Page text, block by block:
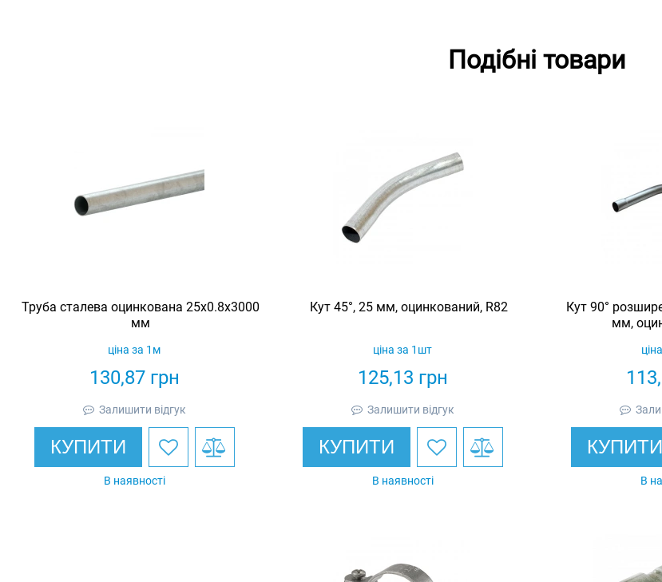
Подібні товари
Труба сталева оцинкована 25x0.8x3000
мм
130,87грн
ціна за 1м
Залишити відгук
КУПИТИ
В наявності
Кут 45°, 25 мм, оцинкований, R82
125,13 грн
ціна за 1шт
Залишити відгук
КУПИТИ
В наявності
Кут 90°
мм,
КУПИТИ
В